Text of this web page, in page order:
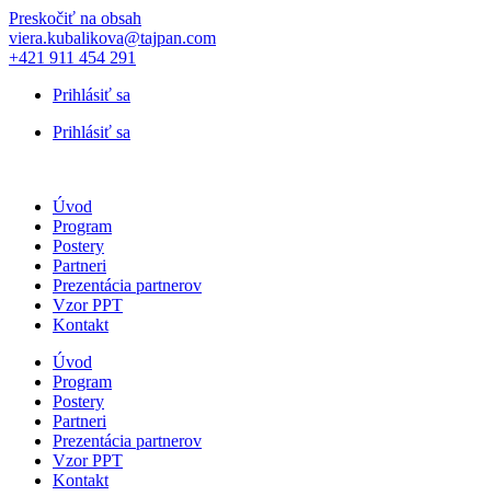
Preskočiť na obsah
viera.kubalikova@tajpan.com
+421 911 454 291
Prihlásiť sa
Prihlásiť sa
Úvod
Program
Postery
Partneri
Prezentácia partnerov
Vzor PPT
Kontakt
Úvod
Program
Postery
Partneri
Prezentácia partnerov
Vzor PPT
Kontakt